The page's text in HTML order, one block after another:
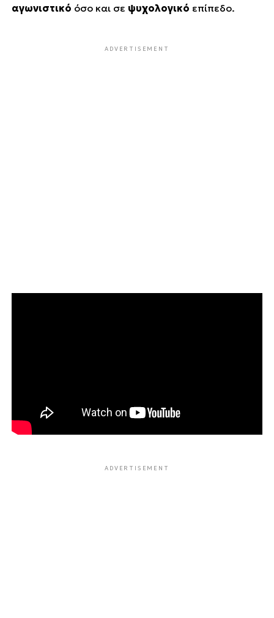
αγωνιστικό όσο και σε ψυχολογικό επίπεδο.
ADVERTISEMENT
ADVERTISEMENT